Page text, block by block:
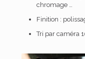
chromage …
Finition :
Tri par caméra